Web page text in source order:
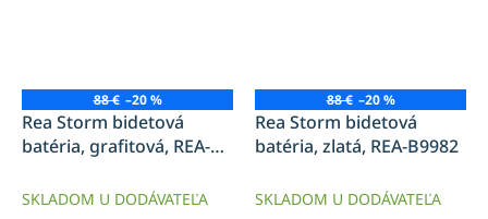
88 € –20 %
Rea Storm bidetová
batéria, grafitová, REA-
SKLADOM U DODÁVATEĽA
88 € –20 %
Rea Storm bidetová
batéria, zlatá, REA-B9982
SKLADOM U DODÁVATEĽA